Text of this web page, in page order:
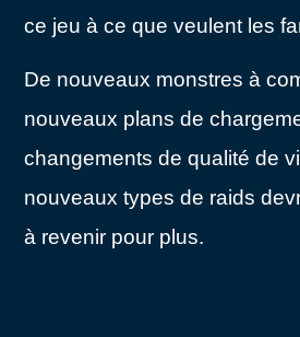
ce jeu à ce que veulent les
De nouveaux monstres à
nouveaux plans de
changements de qualité de
nouveaux types de raids
à revenir pour plus.